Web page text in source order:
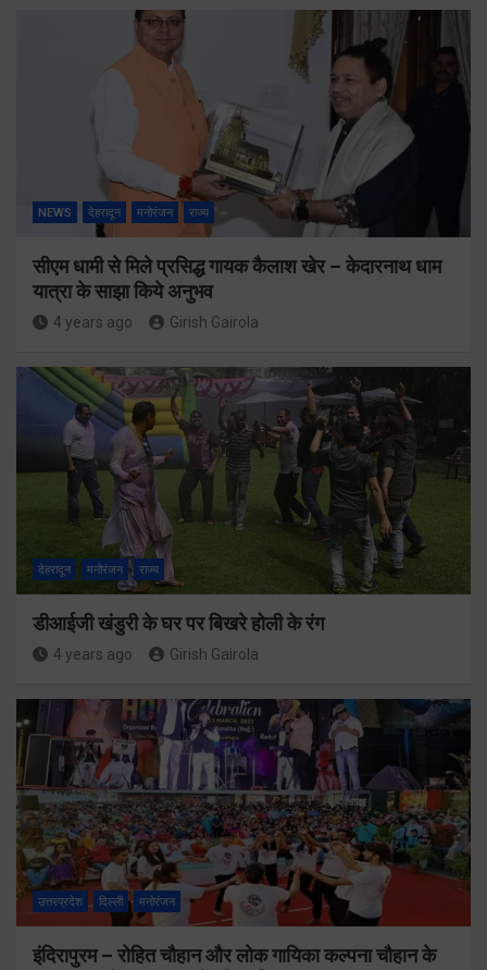
NEWS देहरादून मनोरंजन राज्य
सीएम धामी से मिले प्रसिद्ध गायक कैलाश खेर – केदारनाथ धाम
यात्रा के साझा किये अनुभव
4 years ago Girish Gairola
देहरादून मनोरंजन राज्य
डीआईजी खंडुरी के घर पर बिखरे होली के रंग
4 years ago Girish Gairola
उत्तरप्रदेश दिल्ली मनोरंजन
इंदिरापुरम – रोहित चौहान और लोक गायिका कल्पना चौहान के